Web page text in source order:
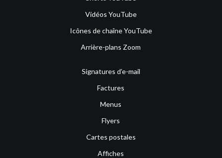
Vidéos YouTube
Icônes de chaîne YouTube
Arrière-plans Zoom
Signatures d’e-mail
Factures
Menus
Flyers
Cartes postales
Affiches